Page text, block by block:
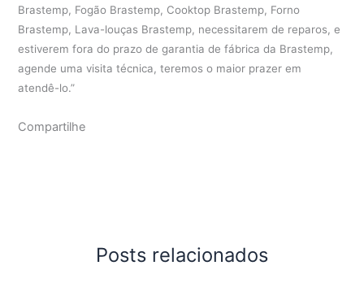
Brastemp, Fogão Brastemp, Cooktop Brastemp, Forno
Brastemp, Lava-louças Brastemp, necessitarem de reparos, e
estiverem fora do prazo de garantia de fábrica da Brastemp,
agende uma visita técnica, teremos o maior prazer em
atendê-lo.”
Compartilhe
Posts relacionados